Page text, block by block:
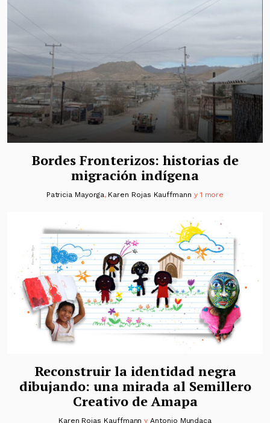
Bordes Fronterizos: historias de
migración indígena
Patricia Mayorga, Karen Rojas Kauffmann y 1 more
Reconstruir la identidad negra
dibujando: una mirada al Semillero
Creativo de Amapa
Karen Rojas Kauffmann yAntonio Mundaca